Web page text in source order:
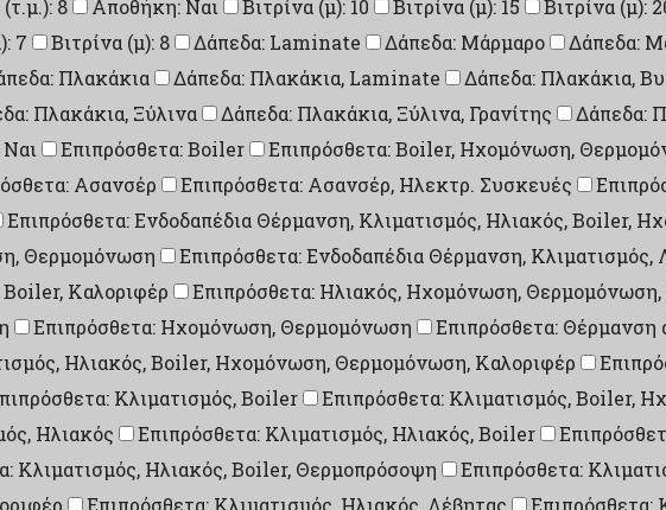
8 Αποθήκη: Ναι Βιτρίνα (μ): 10 Βιτρίνα (μ): 15 Βιτρίνα (μ):
7 Βιτρίνα (μ): 8 Δάπεδα: Laminate Δάπεδα: Μάρμαρο Δάπεδα:
Πλακάκια Δάπεδα: Πλακάκια, Laminate Δάπεδα: Πλακάκια,
Πλακάκια, Ξύλινα Δάπεδα: Πλακάκια, Ξύλινα, Γρανίτης Δάπεδα:
Επιπρόσθετα: Boiler Επιπρόσθετα: Boiler, Ηχομόνωση,
Ασανσέρ Επιπρόσθετα: Ασανσέρ, Ηλεκτρ. Συσκευές
Επιπρόσθετα: Ενδοδαπέδια Θέρμανση, Κλιματισμός, Ηλιακός, Boiler,
Θερμομόνωση
Επιπρόσθετα: Ενδοδαπέδια Θέρμανση,
Boiler, Καλοριφέρ Επιπρόσθετα: Ηλιακός, Ηχομόνωση, Θερμομόνωση,
Επιπρόσθετα: Ηχομόνωση, Θερμομόνωση
Επιπρόσθετα:
Ηλιακός, Boiler, Ηχομόνωση, Θερμομόνωση, Καλοριφέρ
Κλιματισμός, Boiler Επιπρόσθετα: Κλιματισμός, Boiler,
Ηλιακός Επιπρόσθετα: Κλιματισμός, Ηλιακός, Boiler
Κλιματισμός, Ηλιακός, Boiler, Θερμοπρόσοψη
Επιπρόσθετα:
Επιπρόσθετα: Κλιματισμός, Ηλιακός, Λέβητας
Επιπρόσθετα: